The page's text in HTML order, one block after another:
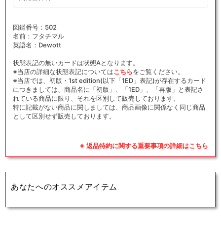
図鑑番号：502
名前：フタチマル
英語名：Dewott
状態表記の無いカードは状態Aとなります。
※当店の詳細な状態表記についてはこちらをご覧ください。
※当店では、初版・1st edition(以下「1ED」表記)が存在するカード
につきましては、商品名に「初版」、「1ED」、「再版」と表記さ
れている商品に限り、それを区別して販売しております。
特に記載がない商品に関しましては、商品画像に関係なく同じ商品
として区別せず販売しております。
※ 返品特約に関する重要事項の詳細はこちら
あなたへのオススメアイテム